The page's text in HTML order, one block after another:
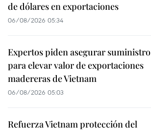
de dólares en exportaciones
06/08/2026 05:34
Expertos piden asegurar suministro
para elevar valor de exportaciones
madereras de Vietnam
06/08/2026 05:03
Refuerza Vietnam protección del